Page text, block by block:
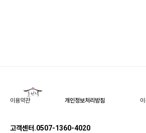
이용약관 개인정보처리방침
고객센터.0507-1360-4020